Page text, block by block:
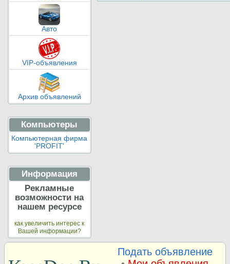
Авто
VIP-объявления
Архив объявлений
Компьютеры
Компьютерная фирма
'PROFIT'
Информация
Рекламные
возможности на
нашем ресурсе
как увеличить интерес к
Вашей информации?
Подать объявление